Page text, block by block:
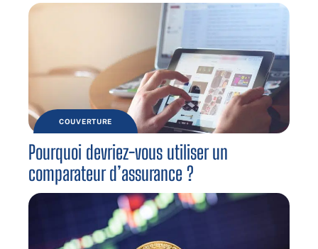
COUVERTURE
Pourquoi devriez-vous utiliser un
comparateur d’assurance ?